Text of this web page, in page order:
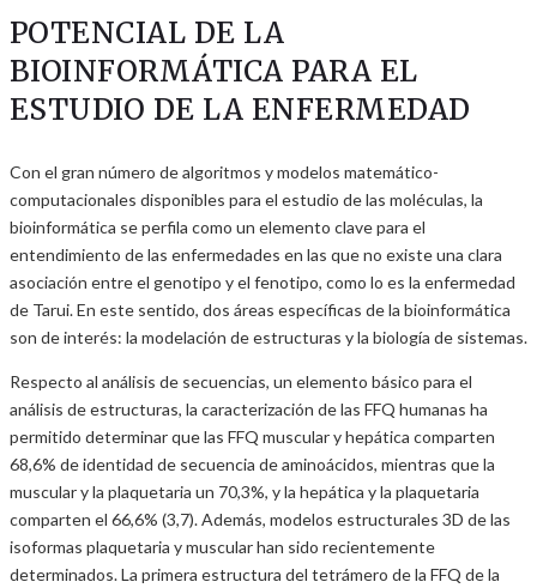
POTENCIAL DE LA
BIOINFORMÁTICA PARA EL
ESTUDIO DE LA ENFERMEDAD
Con el gran número de algoritmos y modelos matemático-
computacionales disponibles para el estudio de las moléculas, la
bioinformática se perfila como un elemento clave para el
entendimiento de las enfermedades en las que no existe una clara
asociación entre el genotipo y el fenotipo, como lo es la enfermedad
de Tarui. En este sentido, dos áreas específicas de la bioinformática
son de interés: la modelación de estructuras y la biología de sistemas.
Respecto al análisis de secuencias, un elemento básico para el
análisis de estructuras, la caracterización de las FFQ humanas ha
permitido determinar que las FFQ muscular y hepática comparten
68,6% de identidad de secuencia de aminoácidos, mientras que la
muscular y la plaquetaria un 70,3%, y la hepática y la plaquetaria
comparten el 66,6% (3,7). Además, modelos estructurales 3D de las
isoformas plaquetaria y muscular han sido recientemente
determinados. La primera estructura del tetrámero de la FFQ de la